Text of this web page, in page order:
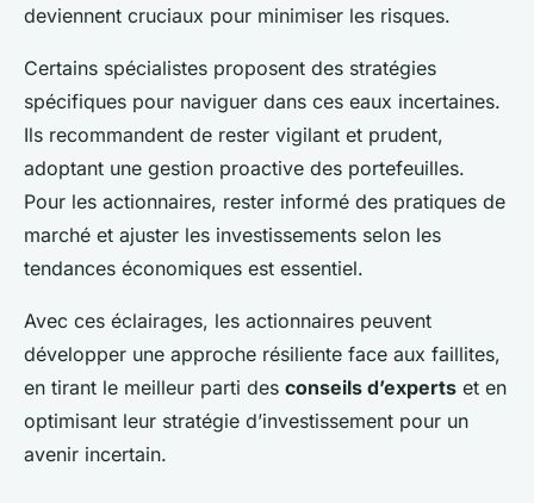
deviennent cruciaux pour minimiser les risques.
Certains spécialistes proposent des stratégies
spécifiques pour naviguer dans ces eaux incertaines.
Ils recommandent de rester vigilant et prudent,
adoptant une gestion proactive des portefeuilles.
Pour les actionnaires, rester informé des pratiques de
marché et ajuster les investissements selon les
tendances économiques est essentiel.
Avec ces éclairages, les actionnaires peuvent
développer une approche résiliente face aux faillites,
en tirant le meilleur parti des conseils d’experts et en
optimisant leur stratégie d’investissement pour un
avenir incertain.